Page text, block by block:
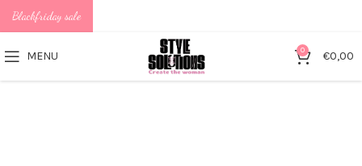
MENU 0 €0,00
Blackfriday sale